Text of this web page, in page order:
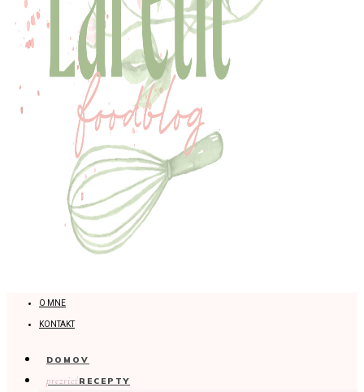
O MNE
KONTAKT
DOMOV
prezrieťRECEPTY